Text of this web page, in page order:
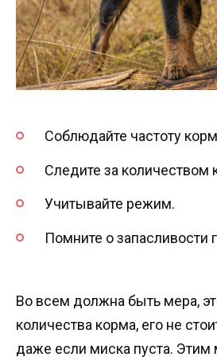
Соблюдайте частоту
Следите за количеством
Учитывайте режим.
Помните о запасливости
Во всем должна быть мера,
количества корма, его не
даже если миска пуста.